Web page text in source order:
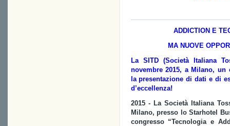
ADDICTION E
MA NUOVE
La SITD (Società Italiana
novembre 2015, a Milano,
la presentazione di dati e di
d’eccellenza!
2015 - La Società Italiana
Milano, presso lo Starhotel
congresso “Tecnologia e